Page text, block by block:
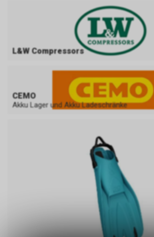
L&W Compressors
CEMO
Akku Lager und Akku Ladeschränke